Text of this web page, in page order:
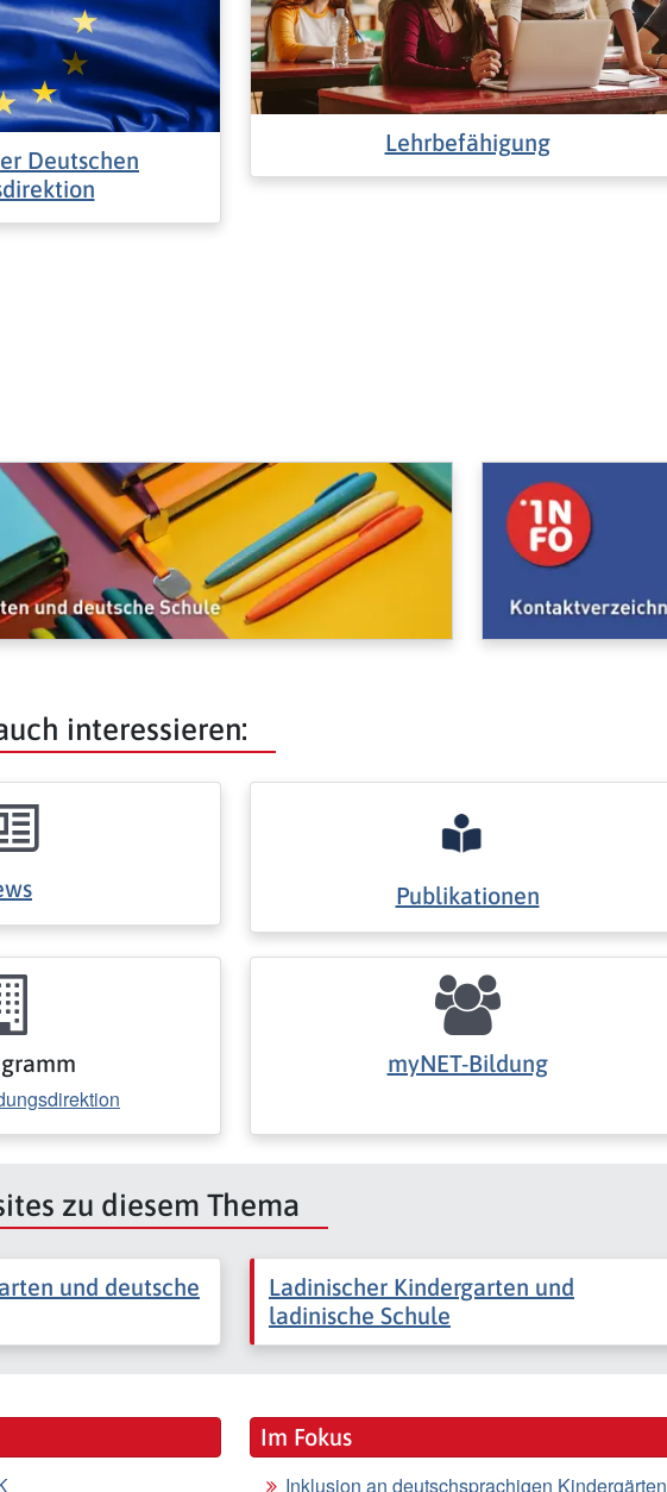
Deutschen
Lehrbefähigung
interessieren:
Publikationen
myNET-Bildung
zu diesem Thema
und deutsche
Ladinischer Kindergarten und
ladinische Schule
Im Fokus
Inklusion an deutschsprachigen Kindergärten